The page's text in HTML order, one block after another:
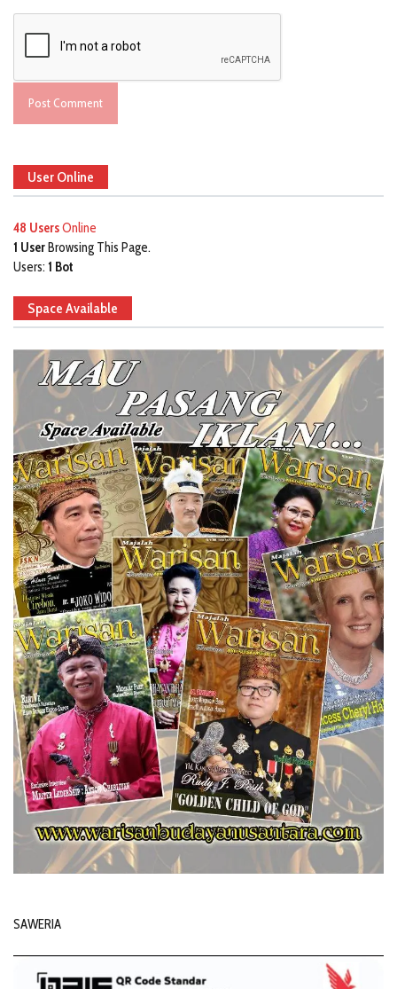
User Online
48 UsersOnline
1 UserBrowsing This Page.
Users: 1 Bot
Space Available
SAWERIA